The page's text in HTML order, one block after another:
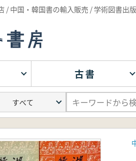
/ 中国・韓国書の輸入販売 / 学術図書出版
古書